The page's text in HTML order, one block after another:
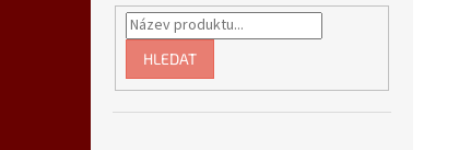
HLEDAT